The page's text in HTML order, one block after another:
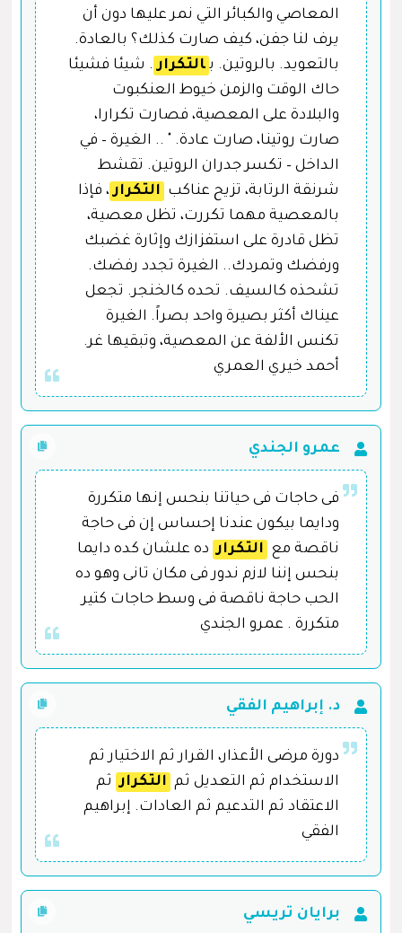
المعاصي والكبائر التي نمر عليها دون أن
يرف لنا جفن، كيف صارت كذلك؟ بالعادة.
بالتعويد. بالروتين. ب التكرار . شيئا فشيئا
حاك الوقت والزمن خيوط العنكبوت
والبلادة على المعصية، فصارت تكرارا،
صارت روتينا، صارت عادة. " .. الغيرة – في
الداخل – تكسر جدران الروتين. تقشط
شرنقة الرتابة، تزيح عناكب التكرار ، فإذا
بالمعصية مهما تكررت، تظل معصية،
تظل قادرة على استفزازك وإثارة غضبك
ورفضك وتمردك.. الغيرة تجدد رفضك.
تشحذه كالسيف. تحده كالخنجر. تجعل
عيناك أكثر بصيرة واحد بصراً. الغيرة
تكنس الألفة عن المعصية، وتبقيها غر.
أحمد خيري العمري
عمرو الجندي
فى حاجات فى حياتنا بنحس إنها متكررة
ودايما بيكون عندنا إحساس إن فى حاجة
ناقصة مع
التكرار ده علشان كده دايما
بنحس إننا لازم ندور فى مكان تانى وهو ده
الحب حاجة ناقصة فى وسط حاجات كتير
متكررة . عمرو الجندي
د. إبراهيم الفقي
دورة مرضى الأعذار، القرار ثم الاختيار ثم
الاستخدام ثم التعديل ثم التكرار ثم
الاعتقاد ثم التدعيم ثم العادات. إبراهيم
الفقي
برايان تريسي